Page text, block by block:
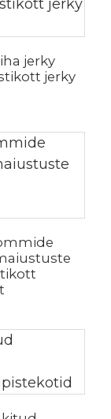
jerky
jerky